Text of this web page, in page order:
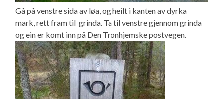
Gå på venstre sida av løa, og heilt i kanten av dyrka
mark, rett fram til grinda. Ta til venstre gjennom grinda
og ein er komt inn på Den Tronhjemske postvegen.